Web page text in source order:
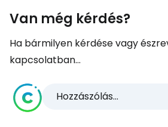
Van még kérdés?
Ha bármilyen kérdése vagy
kapcsolatban...
Hozzászólás...